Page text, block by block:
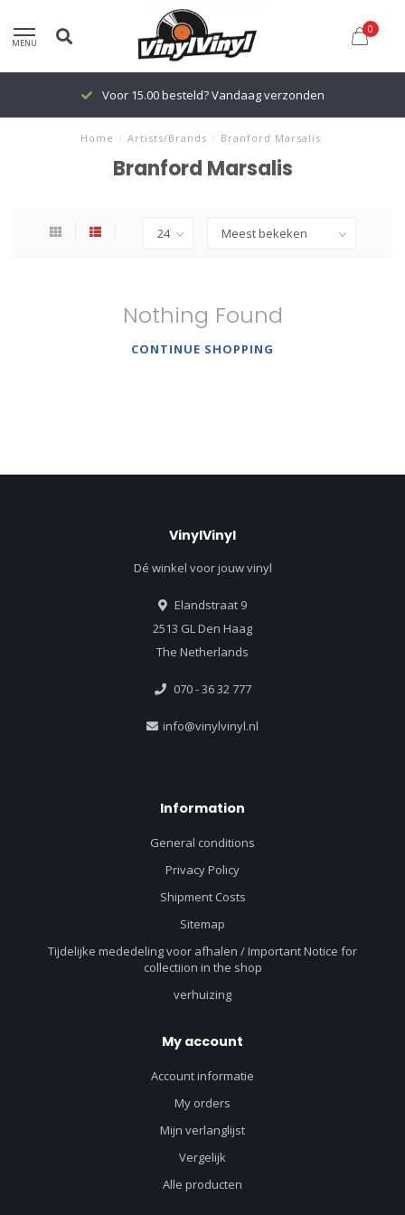
MENU
0
Voor 15.00 besteld? Vandaag verzonden
Home / Artists/Brands / Branford Marsalis
Branford Marsalis
Nothing Found
CONTINUE SHOPPING
VinylVinyl
Dé winkel voor jouw vinyl
Elandstraat 9
2513 GL Den Haag
The Netherlands
070 - 36 32 777
info@vinylvinyl.nl
Information
General conditions
Privacy Policy
Shipment Costs
Sitemap
Tijdelijke mededeling voor afhalen / Important Notice for
collectiion in the shop
verhuizing
My account
Account informatie
My orders
Mijn verlanglijst
Vergelijk
Alle producten